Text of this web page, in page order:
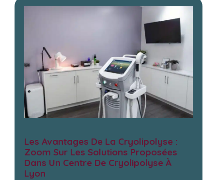
Les Avantages De La Cryolipolyse :
Zoom Sur Les Solutions Proposées
Dans Un Centre De Cryolipolyse À
Lyon